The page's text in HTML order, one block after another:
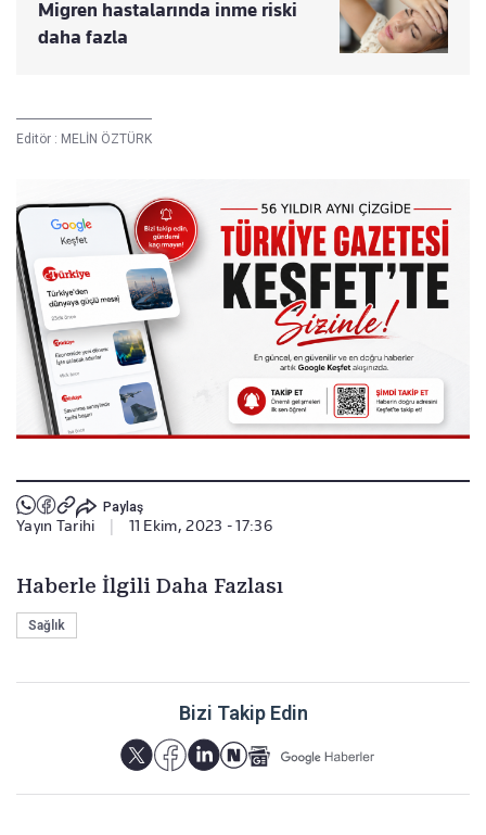
Migren hastalarında inme riski
daha fazla
Editör : MELİN ÖZTÜRK
Paylaş
Yayın Tarihi 11 Ekim, 2023 - 17:36
Haberle İlgili Daha Fazlası
Sağlık
Bizi Takip Edin